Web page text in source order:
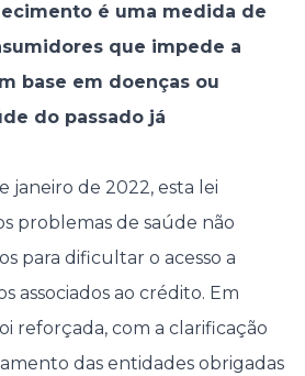
é uma medida de
que impede a
base em doenças ou
do passado já
janeiro de 2022, esta lei
problemas de saúde não
para dificultar o acesso a
associados ao crédito. Em
reforçada, com a clarificação
das entidades obrigadas